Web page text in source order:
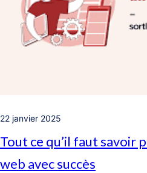
22 janvier 2025
Tout ce qu’il faut savoir
web avec succès